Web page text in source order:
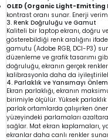
OLED (Organic Light-Emitting
kontrast oranı sunar. Enerji
3. Renk Doğruluğu ve Gamut
Kaliteli bir laptop ekranı, doğru
gösterebildiği renk aralığını
gamutu (Adobe RGB, DCI-P3)
düzenleme ve grafik tasarımı
doğruluğu, ekranın gerçek
kalibrasyonla daha da
4. Parlaklık ve Yansımayı
Ekran parlaklığı, ekranın
birimiyle ölçülür. Yüksek
parlak ortamlarda çalışırken
yüzeyindeki parlamaları
sağlar. Mat ekran kaplamaları,
ekranlar daha canlı renkler